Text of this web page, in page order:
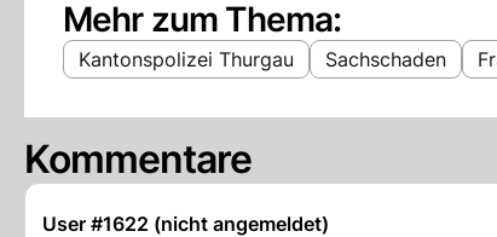
Mehr zum Thema:
Kantonspolizei Thurgau Sachschaden
Kommentare
User #1622 (nicht angemeldet)